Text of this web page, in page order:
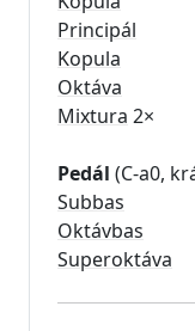
Principál
Kopula
Oktáva
Mixtura 2×
Pedál
Subbas
Oktávbas
Superoktáva